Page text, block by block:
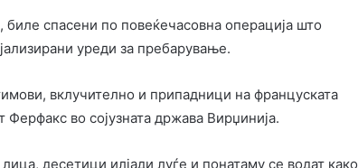
спасени по повеќечасовна операција што
уреди за пребарување.
вклучително и припадници на француската
во сојузната држава Вирџинија.
десетици илјади луѓе и понатаму се водат како